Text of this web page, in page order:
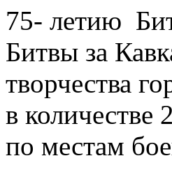
75- летию
Битвы за
творчества
в количестве
по местам